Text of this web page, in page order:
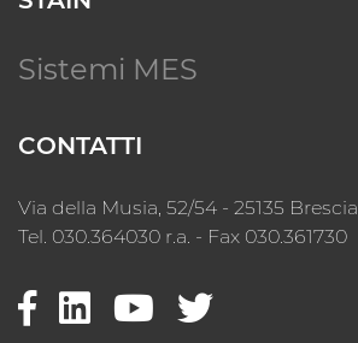
Sistemi MES
CONTATTI
Via della Musia, 52/54 - 25135 Brescia
Tel. 030.364030 r.a. - Fax 030.361730